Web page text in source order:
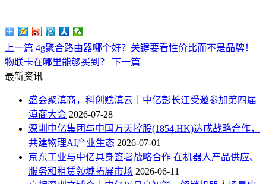
上一篇 4g聚合路由器哪个好？关键要看性价比而不是品牌！
物联卡在哪里能够买到？ 下一篇
最新资讯
盛会聚滇商，科创赋滇云｜中亿彭长江受邀参加第四届
滇商大会 2026-07-28
深圳中亿集团与中国万天控股(1854.HK)达成战略合作，
共建物理AI产业生态 2026-07-01
京东工业与中亿具身签署战略合作 在机器人产品供应、
服务和租赁领域拓展市场 2026-06-11